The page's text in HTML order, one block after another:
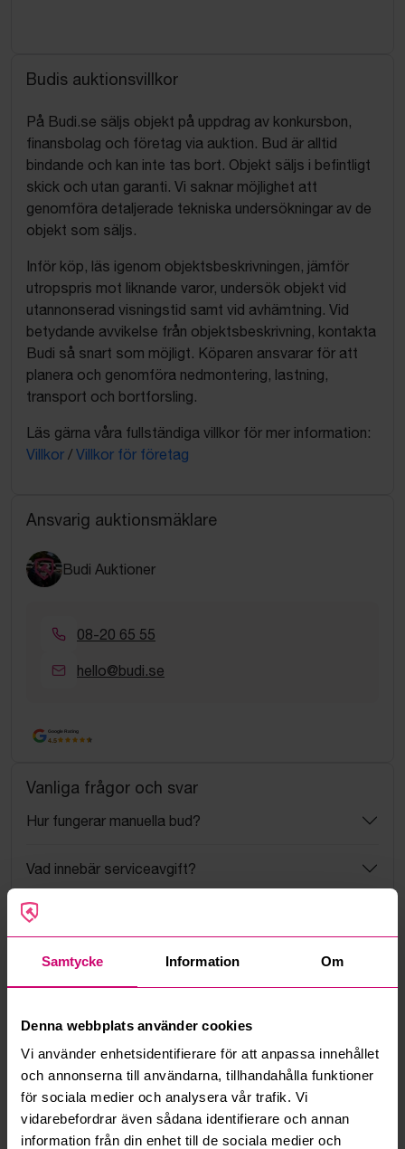
Samtycke Information Om
Denna webbplats använder cookies
Vi använder enhetsidentifierare för att anpassa innehållet
och annonserna till användarna, tillhandahålla funktioner
för sociala medier och analysera vår trafik. Vi
vidarebefordrar även sådana identifierare och annan
information från din enhet till de sociala medier och
Budis auktionsvillkor
På Budi.se säljs objekt på uppdrag av konkursbon,
finansbolag och företag via auktion. Bud är alltid
bindande och kan inte tas bort. Objekt säljs i befintligt
skick och utan garanti. Vi saknar möjlighet att
genomföra detaljerade tekniska undersökningar av de
objekt som säljs.
Inför köp, läs igenom objektsbeskrivningen, jämför
utropspris mot liknande varor, undersök objekt vid
utannonserad visningstid samt vid avhämtning. Vid
betydande avvikelse från objektsbeskrivning, kontakta
Budi så snart som möjligt. Köparen ansvarar för att
planera och genomföra nedmontering, lastning,
transport och bortforsling.
Läs gärna våra fullständiga villkor för mer information:
Villkor / Villkor för företag
Ansvarig auktionsmäklare
Budi Auktioner
08-20 65 55
hello@budi.se
Google Rating
4.5
Vanliga frågor och svar
Hur fungerar manuella bud?
Vad innebär serviceavgift?
Vad är ett reservationspris?
Hur fungerar maxbud?
Kan jag ångra ett bud?
Kan ni frakta mina vunna objekt?